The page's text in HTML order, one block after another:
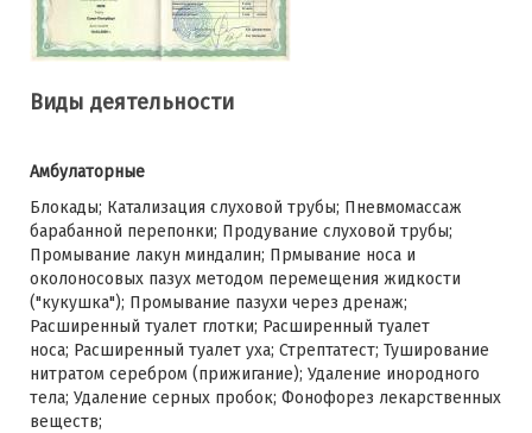
Виды деятельности
Амбулаторные
Блокады; Катализация слуховой трубы; Пневмомассаж
барабанной перепонки; Продувание слуховой трубы;
Промывание лакун миндалин; Прмывание носа и
околоносовых пазух методом перемещения жидкости
("кукушка"); Промывание пазухи через дренаж;
Расширенный туалет глотки; Расширенный туалет
носа; Расширенный туалет уха; Стрептатест; Туширование
нитратом серебром (прижигание); Удаление инородного
тела; Удаление серных пробок; Фонофорез лекарственных
веществ;